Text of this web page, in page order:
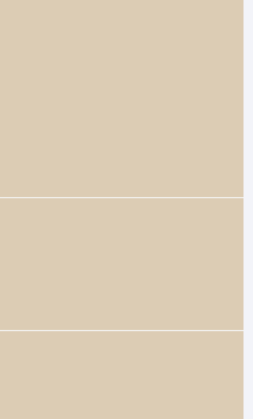
barva